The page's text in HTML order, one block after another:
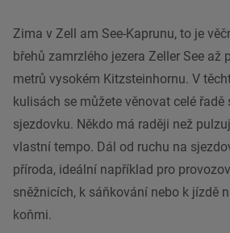
Zima v Zell am See-Kaprunu, to je
břehů zamrzlého jezera Zeller See až
metrů vysokém Kitzsteinhornu. V
kulisách se můžete věnovat celé
sjezdovku. Někdo má raději než
vlastní tempo. Dál od ruchu na
příroda, ideální například pro
sněžnicích, k sáňkování nebo k jízdě
koňmi.